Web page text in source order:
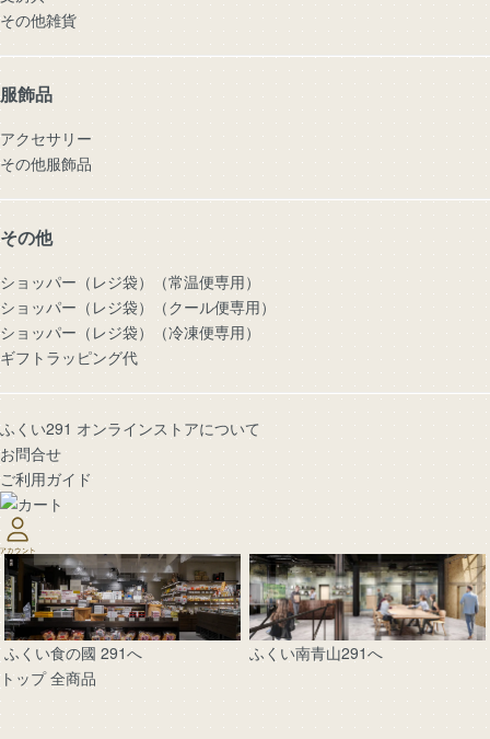
その他雑貨
服飾品
アクセサリー
その他服飾品
その他
ショッパー（レジ袋）（常温便専用）
ショッパー（レジ袋）（クール便専用）
ショッパー（レジ袋）（冷凍便専用）
ギフトラッピング代
ふくい291 オンラインストアについて
お問合せ
ご利用ガイド
ふくい食の國 291へ
ふくい南青山291へ
トップ 全商品